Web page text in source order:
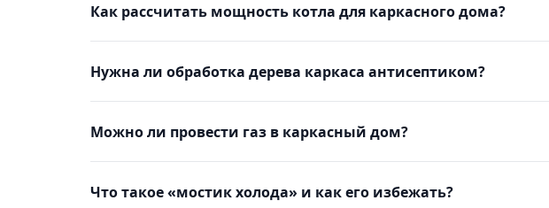
Как рассчитать мощность котла для каркасного дома?
Нужна ли обработка дерева каркаса антисептиком?
Можно ли провести газ в каркасный дом?
Что такое «мостик холода» и как его избежать?